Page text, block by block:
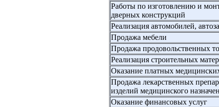
Работы по изготовлению и
дверных конструкций
Реализация автомобилей,
Продажа мебели
Продажа продовольственных
Реализация строительных
Оказание платных
Продажа лекарственных
изделий медицинского
Оказание финансовых услуг